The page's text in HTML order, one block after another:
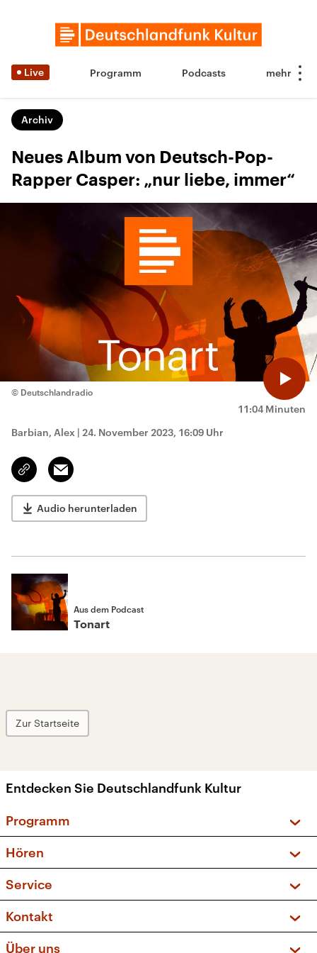
Live Programm Podcasts
Archiv
Neues Album von Deutsch-Pop-
Rapper Casper: „nur liebe, immer“
11:04 Minuten
© Deutschlandradio
Barbian, Alex | 24. November 2023, 16:09 Uhr
Link
kopieren/teilen
Email
Audio herunterladen
Aus dem Podcast
Tonart
Zur Startseite
Entdecken Sie Deutschlandfunk Kultur
Programm
Sendungen und Podcasts
Musikliste
Kakadu – Das Kinderprogramm
Hören
Frequenzen (UKW + DAB+)
Service
FAQ
Apps
Kontakt
Über uns